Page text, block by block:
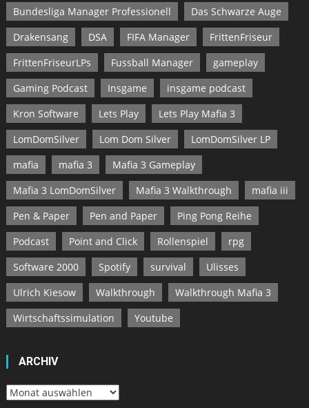
Bundesliga Manager Professionell
Das Schwarze Auge
Drakensang
DSA FIFA Manager
FrittenFriseur
FrittenFriseurLPs
Fussball Manager
gameplay
Gaming Podcast
Insgame
insgame podcast
Kron Software
Lets Play
Lets Play Mafia 3
LomDomSilver
Lom Dom Silver
LomDomSilver LP
mafia
mafia 3
Mafia 3 Gameplay
Mafia 3 LomDomSilver
Mafia 3 Walkthrough
mafia iii
Pen & Paper
Pen and Paper
Ping Pong Reihe
Podcast
Point and Click Rollenspiel
rpg
Software 2000
Spotify survival
Ulisses
Ulrich Kiesow
Walkthrough
Walkthrough Mafia 3
Wirtschaftssimulation
Youtube
ARCHIV
Archiv